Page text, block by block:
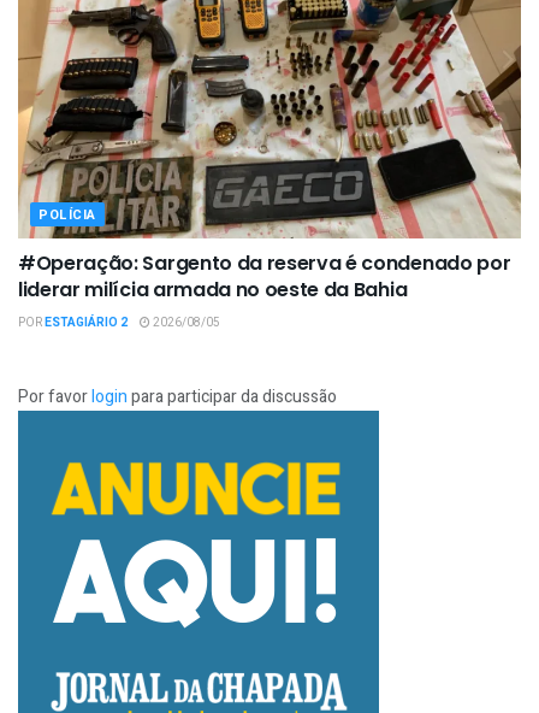
POLÍCIA
#Operação: Sargento da reserva é condenado por
liderar milícia armada no oeste da Bahia
PORESTAGIÁRIO 2 2026/08/05
Por favorloginpara participar da discussão